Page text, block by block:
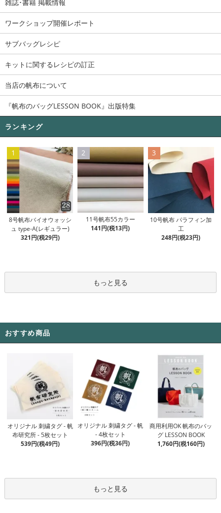
雑誌･書籍 掲載情報
ワークショップ開催レポート
サブバッグレシピ
キットに関するレシピの訂正
当店の帆布について
『帆布のバッグLESSON BOOK』出版特集
ランキング
1
8号帆布バイオウォッシ
ュ type-A(レギュラー)
321円(税29円)
2
11号帆布55カラー
141円(税13円)
3
10号帆布 パラフィン加
工
248円(税23円)
もっと見る
おすすめ商品
オリジナル 刺繍タグ - 帆
布研究所 - 5枚セット
539円(税49円)
オリジナル 刺繍タグ - 帆
- 4枚セット
396円(税36円)
商用利用OK 帆布のバッ
グ LESSON BOOK
1,760円(税160円)
もっと見る